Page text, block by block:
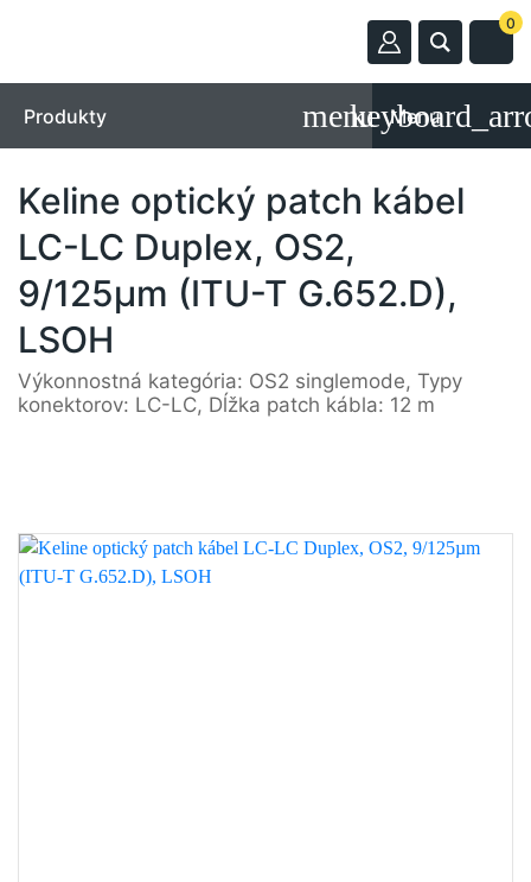
0
Produkty Menu
Keline optický patch kábel
LC-LC Duplex, OS2,
9/125µm (ITU-T G.652.D),
LSOH
Výkonnostná kategória: OS2 singlemode, Typy
konektorov: LC-LC, Dĺžka patch kábla: 12 m